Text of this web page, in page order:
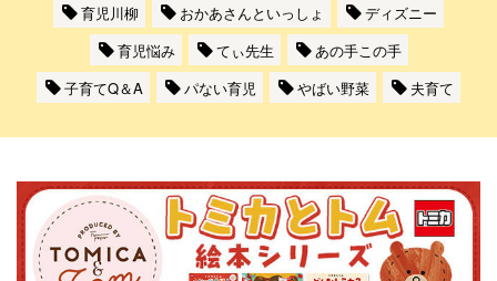
育児川柳
おかあさんといっしょ
ディズニー
育児悩み
てぃ先生
あの手この手
子育てQ＆A
パない育児 やばい野菜 夫育て